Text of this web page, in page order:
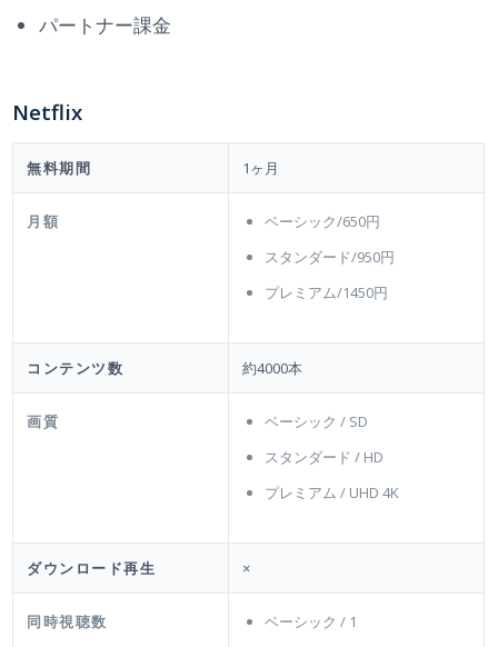
パートナー課金
Netflix
無料期間 1ヶ月
月額
ベーシック/650円
スタンダード/950円
プレミアム/1450円
コンテンツ数 約4000本
画質
ベーシック / SD
スタンダード / HD
プレミアム / UHD 4K
ダウンロード再生 ×
同時視聴数
ベーシック / 1